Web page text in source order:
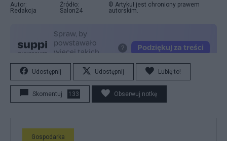
Autor:
Redakcja
Źródło:
Salon24
© Artykuł jest chroniony prawem
autorskim.
Udostępnij Udostępnij Lubię to!
Skomentuj 133 Obserwuj notkę
Gospodarka